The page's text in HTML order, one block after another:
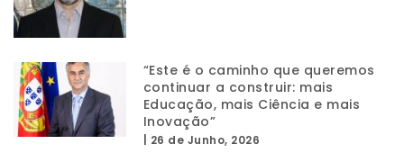
“Este é o caminho que queremos
continuar a construir: mais
Educação, mais Ciência e mais
Inovação”
26 de Junho, 2026